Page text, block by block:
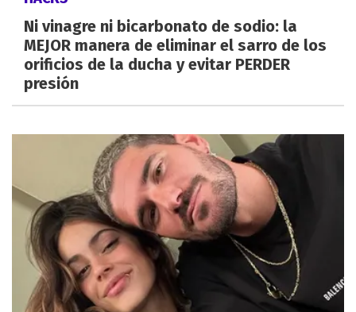
Ni vinagre ni bicarbonato de sodio: la
MEJOR manera de eliminar el sarro de los
orificios de la ducha y evitar PERDER
presión